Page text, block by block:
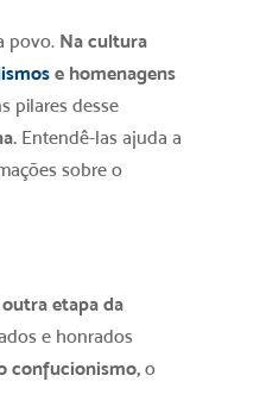
povo. Na cultura
e homenagens
pilares desse
Entendê-las ajuda a
sobre o
etapa da
e honrados
confucionismo, o